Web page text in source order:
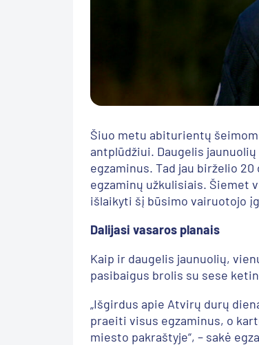
Šiuo metu abiturientų
antplūdžiui. Daugelis
egzaminus. Tad jau birželio
egzaminų užkulisiais. Šiemet
išlaikyti šį būsimo vairuotojo
Dalijasi vasaros planais
Kaip ir daugelis jaunuolių,
pasibaigus brolis su sese
„Išgirdus apie Atvirų durų
praeiti visus egzaminus, o
miesto pakraštyje“, – sakė